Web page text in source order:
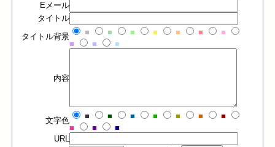
Eメール
タイトル
タイトル背景
■ ■ ■ ■ ■ ■
■
■
■ ■
内容
文字色 ■ ■ ■ ■ ■ ■
■
■
■
■
URL